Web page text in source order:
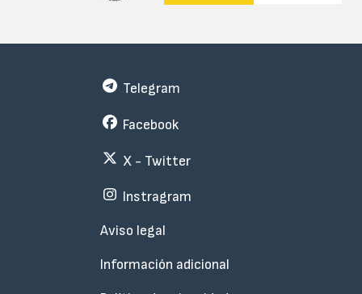
Subfooter
Telegram
Facebook
X - Twitter
Instragram
Aviso legal
Información adicional